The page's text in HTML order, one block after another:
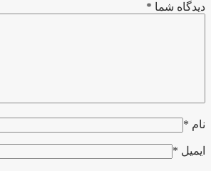
دیدگاه شما *
نام *
ایمیل *